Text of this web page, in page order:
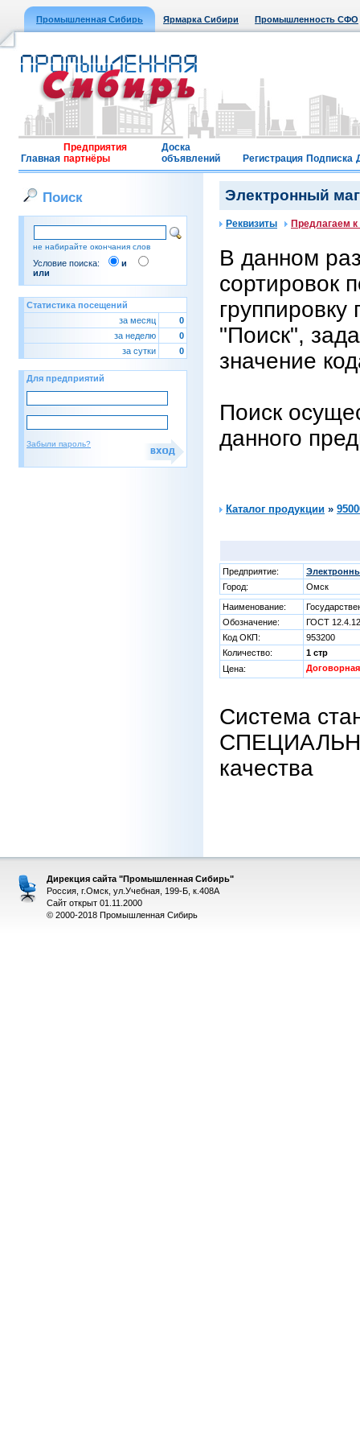
Промышленная Сибирь Ярмарка Сибири Промышленность СФО
Главная
Предприятия
партнёры
Доска
объявлений
Регистрация Подписка
Поиск
не набирайте окончания слов
Условие поиска:
и
или
Статистика посещений
за месяц
0
за неделю
0
за сутки
0
Для предприятий
Забыли пароль?
Электронный
Реквизиты Предлагаем
В данном
сортировок
"Поиск",
значение
Поиск
данного
Каталог продукции »
Предприятие:
Город:
Омск
Наименование:
Обозначение:
ГОСТ
Код ОКП:
953200
Количество:
1 стр
Цена:
Договорная
Система
качества
Дирекция сайта "Промышленная Сибирь"
Россия, г.Омск, ул.Учебная, 199-Б, к.408А
Сайт открыт 01.11.2000
© 2000-2018 Промышленная Сибирь